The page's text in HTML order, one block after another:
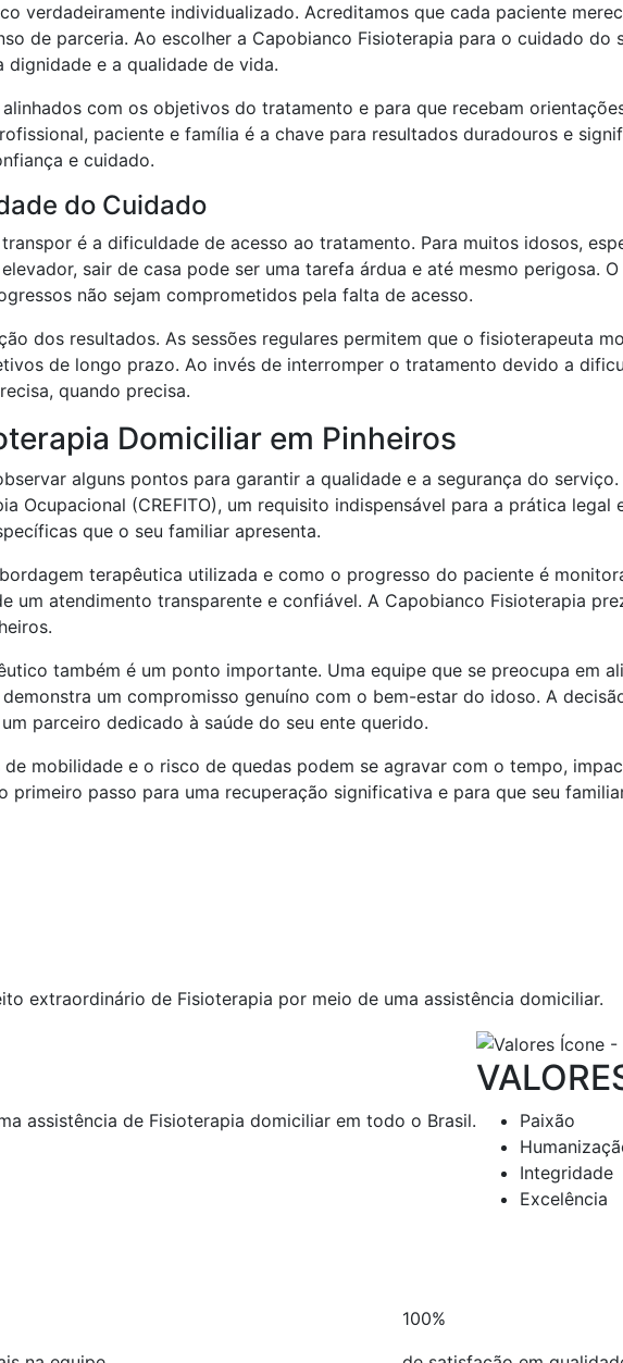
verdadeiramente individualizado. Acreditamos que cada paciente
de parceria. Ao escolher a Capobianco Fisioterapia para o cuidado do
e a qualidade de vida.
com os objetivos do tratamento e para que recebam
paciente e família é a chave para resultados duradouros e
e cuidado.
do Cuidado
é a dificuldade de acesso ao tratamento. Para muitos idosos,
sair de casa pode ser uma tarefa árdua e até mesmo perigosa.
não sejam comprometidos pela falta de acesso.
dos resultados. As sessões regulares permitem que o fisioterapeuta
de longo prazo. Ao invés de interromper o tratamento devido a
quando precisa.
Domiciliar em Pinheiros
alguns pontos para garantir a qualidade e a segurança do
Ocupacional (CREFITO), um requisito indispensável para a prática legal
que o seu familiar apresenta.
terapêutica utilizada e como o progresso do paciente é
um atendimento transparente e confiável. A Capobianco Fisioterapia
também é um ponto importante. Uma equipe que se preocupa em
um compromisso genuíno com o bem-estar do idoso. A
parceiro dedicado à saúde do seu ente querido.
mobilidade e o risco de quedas podem se agravar com o tempo,
passo para uma recuperação significativa e para que seu
extraordinário de Fisioterapia por meio de uma assistência domiciliar.
assistência de Fisioterapia domiciliar em todo o Brasil.
Paixão
Integridade
Excelência
100%